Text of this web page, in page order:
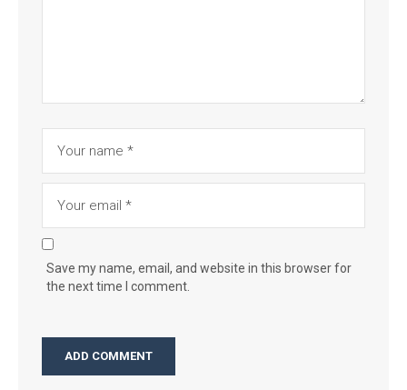
Save my name, email, and website in this browser for
the next time I comment.